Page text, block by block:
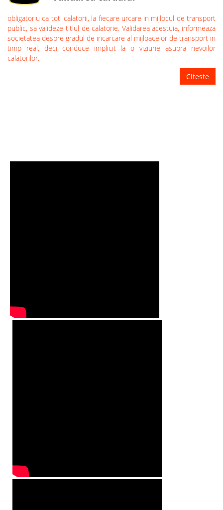
obligatoriu ca toti calatorii, la fiecare urcare in mijlocul de transport
public, sa valideze titlul de calatorie. Validarea acestuia, informeaza
societatea despre gradul de incarcare al mijloacelor de transport in
timp real, deci conduce implicit la o viziune asupra nevoilor
calatorilor.
Citeste